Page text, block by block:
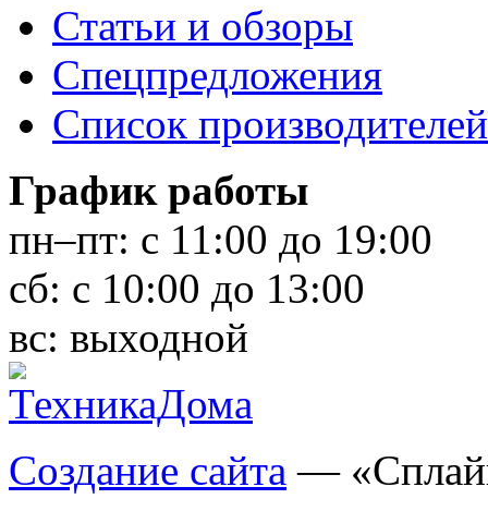
Статьи и обзоры
Спецпредложения
Список производителей
График работы
пн–пт: с 11:00 до 19:00
сб: с 10:00 до 13:00
вс: выходной
Создание сайта —